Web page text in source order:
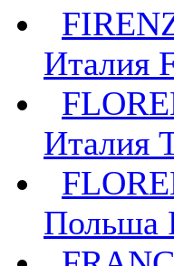
Италия
Италия
Польша